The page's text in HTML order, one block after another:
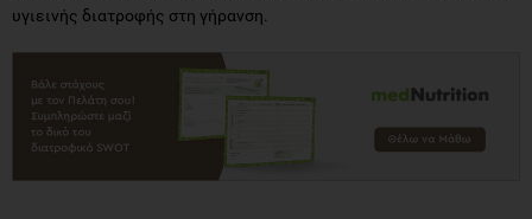
υγιεινής διατροφής στη γήρανση.